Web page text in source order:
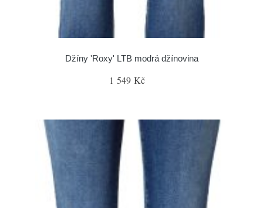
Džíny 'Roxy' LTB modrá džínovina
1 549 Kč